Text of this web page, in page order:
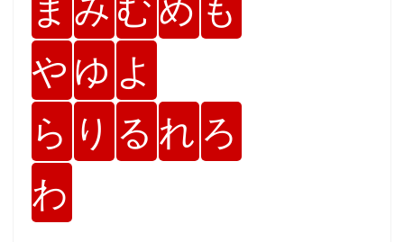
や ゆ よ
ら り る れ ろ
わ